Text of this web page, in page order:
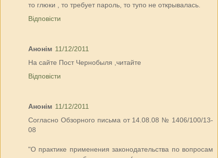
то глюки , то требует пароль, то тупо не открывалась.
Відповісти
Анонім 11/12/2011
На сайте Пост Чернобыля ,читайте
Відповісти
Анонім 11/12/2011
Согласно Обзорного письма от 14.08.08 № 1406/100/13-
08
"О практике применения законодательства по вопросам